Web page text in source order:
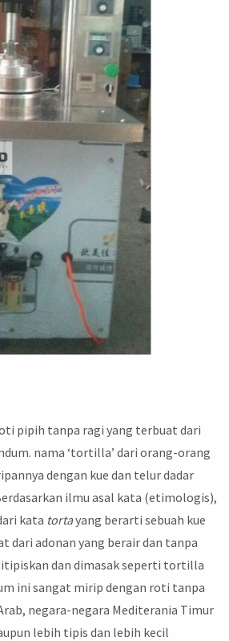
pipih tanpa ragi yang terbuat dari
nama ‘tortilla’ dari orang-orang
dengan kue dan telur dadar
ilmu asal kata (etimologis),
kata tortayang berarti sebuah kue
dari adonan yang berair dan tanpa
dan dimasak seperti tortilla
ini sangat mirip dengan roti tanpa
negara-negara Mediterania Timur
lebih tipis dan lebih kecil